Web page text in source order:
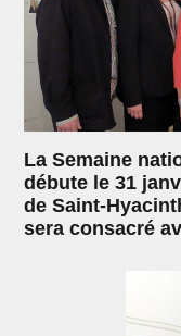
La Semaine
débute le 31
de Saint-
sera consacré